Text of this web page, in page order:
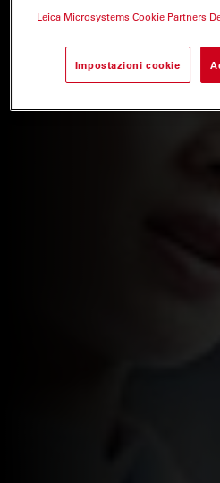
Leica Microsystems Cookie Partners
Impostazioni cookie